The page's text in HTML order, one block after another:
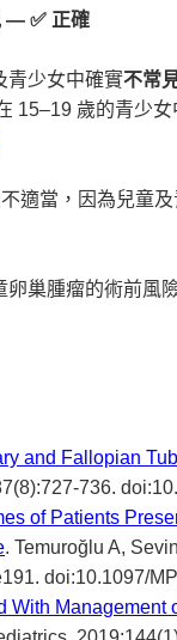
— ✅ 正確
青少女中確實不常
15–19 歲的青少
適當，因為兒童
卵巢腫瘤的術前風
and Fallopian
736.
of Patients
. Temuroğlu A,
doi:10.1097/
With